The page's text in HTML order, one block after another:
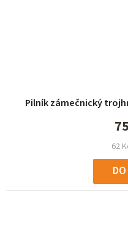
Pilník zámečnický
62